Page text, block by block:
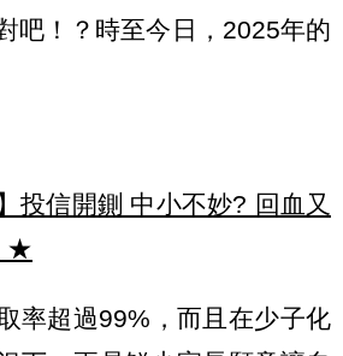
吧！？時至今日，2025年的
投信開鍘 中小不妙? 回血又
★
率超過99%，而且在少子化